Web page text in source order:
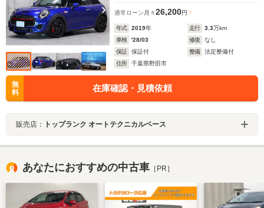
通常ローン 月々26,200円
年式 2019年 走行 3.3万km
車検
'28/03 修復
なし
保証
保証付 整備
法定整備付
住所
千葉県野田市
無
料
在庫確認・見積依頼
販売店： トップランク オートテクニカルベース
あなたにおすすめの中古車 ［PR］